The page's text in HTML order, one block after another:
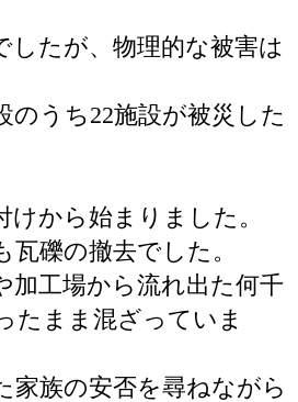
したが、物理的な被害は
のうち22施設が被災した
けから始まりました。
礫の撤去でした。
加工場から流れ出た何千
たまま混ざっていま
家族の安否を尋ねながら